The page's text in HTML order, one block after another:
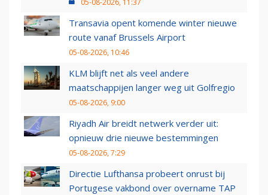
05-08-2026, 11:37
Transavia opent komende winter nieuwe
route vanaf Brussels Airport
05-08-2026, 10:46
KLM blijft net als veel andere
maatschappijen langer weg uit Golfregio
05-08-2026, 9:00
Riyadh Air breidt netwerk verder uit:
opnieuw drie nieuwe bestemmingen
05-08-2026, 7:29
Directie Lufthansa probeert onrust bij
Portugese vakbond over overname TAP